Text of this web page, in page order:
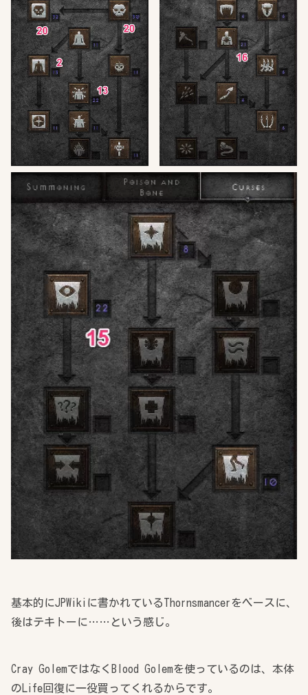
基本的にJPWikiに書かれているThornsmancerをベースに、
後はテキトーに……という感じ。
Cray GolemではなくBlood Golemを使っているのは、本体
のLife回復に一役買ってくれるからです。